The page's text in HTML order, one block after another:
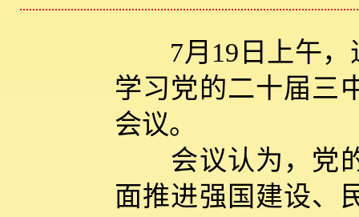
7月19日上午，
学习党的二十届三
会议。
会议认为，党的
面推进强国建设、